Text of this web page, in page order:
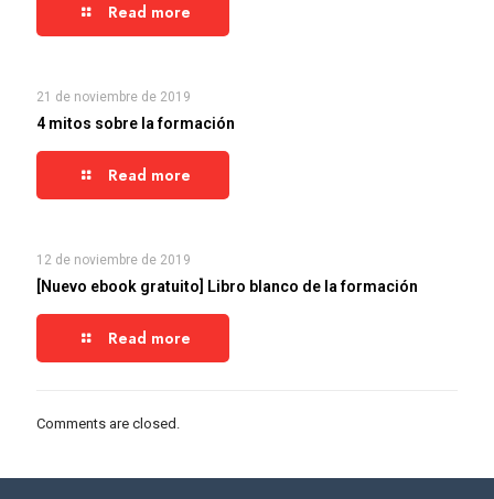
Read more
21 de noviembre de 2019
4 mitos sobre la formación
Read more
12 de noviembre de 2019
[Nuevo ebook gratuito] Libro blanco de la formación
Read more
Comments are closed.